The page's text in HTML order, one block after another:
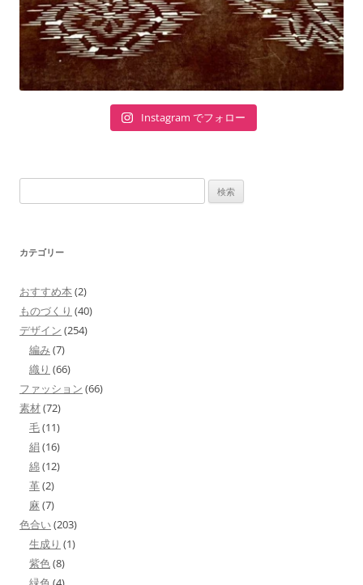
Instagram でフォロー
索:
カテゴリー
おすすめ本 (2)
ものづくり (40)
デザイン (254)
編み (7)
織り (66)
ファッション (66)
素材(72)
毛(11)
絹(16)
綿(12)
革(2)
麻 (7)
色合い(203)
生成り (1)
紫色(8)